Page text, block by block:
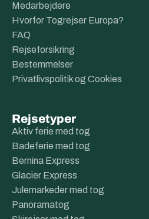
Medarbejdere
Hvorfor Togrejser Europa?
FAQ
Rejseforsikring
Bestemmelser
Privatlivspolitik og Cookies
Rejsetyper
Aktiv ferie med tog
Badeferie med tog
Bernina Express
Glacier Express
Julemarkeder med tog
Panoramatog